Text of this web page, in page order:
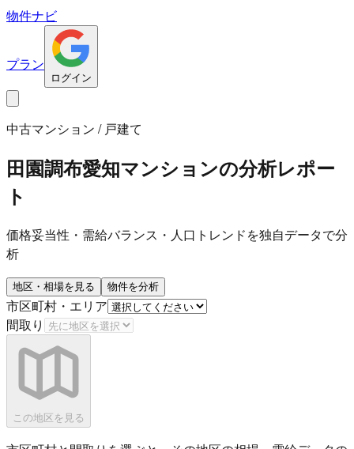
物件ナビ
プラン
ログイン
中古マンション / 戸建て
田園調布愛知マンションの分析レポー
ト
価格妥当性・需給バランス・人口トレンドを独自データで分
析
地区・相場を見る 物件を分析
市区町村・エリア
間取り
この地区を見る